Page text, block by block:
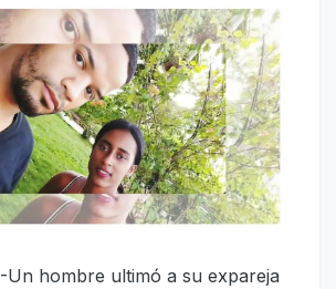
-Un hombre ultimó a su expareja